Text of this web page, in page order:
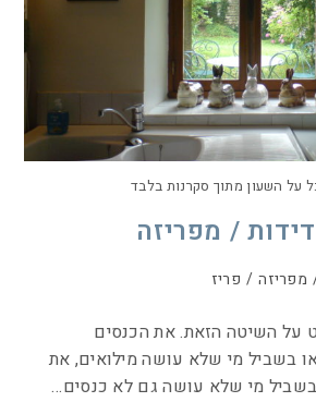
על השעון מתוך סקרנות בלבד
/ מפריזה
מפריזה / פריז
על השיטה הזאת. את הכנסים
בשביל מי שלא עושה מילואים, את
מי שלא עושה גם לא כנסים…